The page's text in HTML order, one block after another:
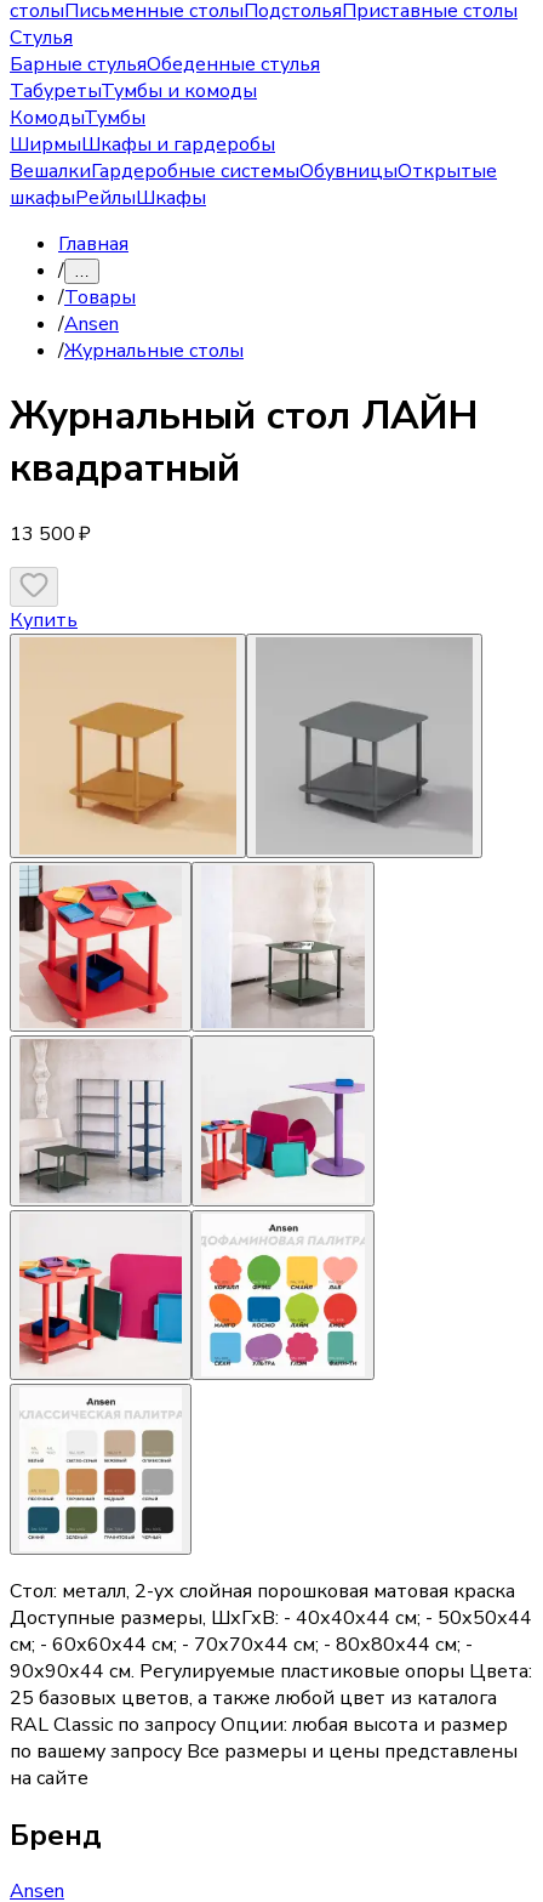
столыПисьменные столыПодстольяПриставные столы
Стулья
Барные стульяОбеденные стулья
ТабуретыТумбы и комоды
КомодыТумбы
ШирмыШкафы и гардеробы
ВешалкиГардеробные системыОбувницыОткрытые
шкафыРейлыШкафы
Главная
/ …
/Товары
/Ansen
/Журнальные столы
Журнальный стол ЛАЙН
квадратный
13 500 ₽
Купить
Стол: металл, 2-ух слойная порошковая матовая краска
Доступные размеры, ШхГхВ: - 40х40х44 см; - 50х50х44
см; - 60х60х44 см; - 70х70х44 см; - 80х80х44 см; -
90х90х44 см. Регулируемые пластиковые опоры Цвета:
25 базовых цветов, а также любой цвет из каталога
RAL Classic по запросу Опции: любая высота и размер
по вашему запросу Все размеры и цены представлены
на сайте
Бренд
Ansen